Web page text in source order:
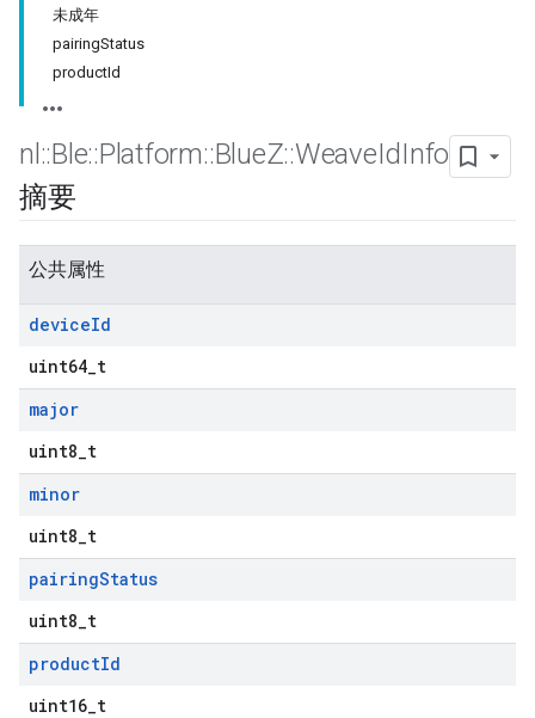
未成年
pairingStatus
productId
nl ::Ble::Platform::BlueZ::WeaveIdInfo
摘要
公共属性
deviceId
uint64_t
major
uint8_t
minor
uint8_t
pairingStatus
uint8_t
productId
uint16_t